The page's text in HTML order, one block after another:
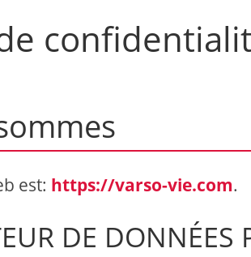
est: https://varso-vie.com.
DE DONNÉES